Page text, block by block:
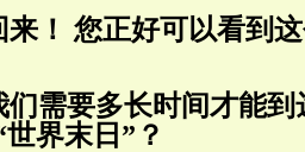
来！ 您正好可以看到
们需要多长时间才能
界末日”？